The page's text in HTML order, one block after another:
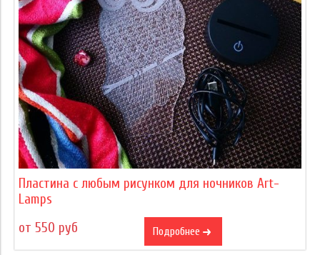
Пластина с любым рисунком для ночников Art-
Lamps
от 550 руб
Подробнее